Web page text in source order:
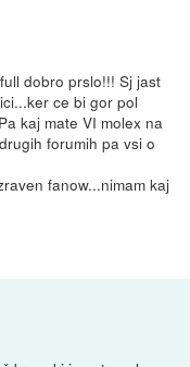
dobro prslo!!! Sj jast
ce bi gor pol
kaj mate VI molex na
forumih pa vsi o
fanow...nimam kaj